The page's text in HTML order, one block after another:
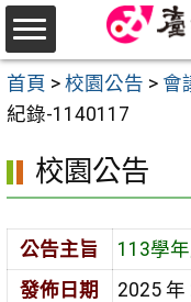
跳
至
主
要
區
首頁 > 校園公告 > 會
紀錄-1140117
校園公告
公告主旨
113學
發佈日期
2025 年
選
單